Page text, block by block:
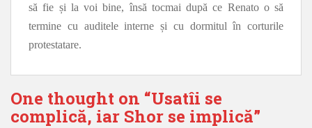
să fie și la voi bine, însă tocmai după ce Renato o să
termine cu auditele interne și cu dormitul în corturile
protestatare.
One thought on “Usatîi se
complică, iar Shor se implică”